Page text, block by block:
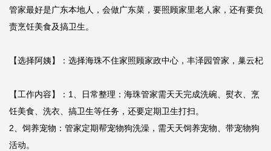
管家最好是广东本地人，会做广东菜，要照顾家里老人家，还有要负
责烹饪美食及搞卫生。
【选择阿姨】：选择海珠不住家照顾家政中心，丰泽园管家，巢云杞
【工作内容】：1、日常整理：海珠管家需天天完成洗碗、熨衣、烹
饪美食、洗衣、搞卫生等任务，还要定期卫生打扫。
2、饲养宠物：管家定期帮宠物狗洗澡，需天天饲养宠物、带宠物狗
活动。